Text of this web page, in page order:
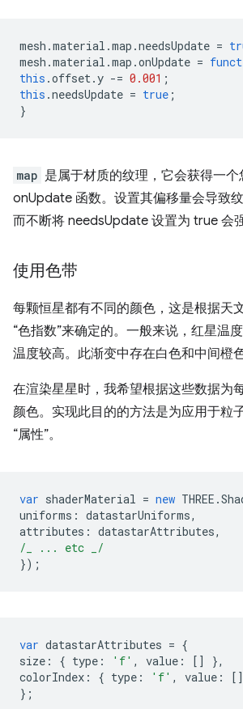
mesh .material .map .needsUpdate =
mesh .material .map .onUpdate =
this .offset .y -= 0.001 ;
this .needsUpdate = true ;
}
map 是属于材质的纹理，它会获得一个
onUpdate 函数。设置其偏移量会导致纹
而不断将 needsUpdate 设置为 true 会
使用色带
每颗恒星都有不同的颜色，这是根据天
“色指数”来确定的。一般来说，红星温
温度较高。此渐变中存在白色和中间橙色
在渲染星星时，我希望根据这些数据为
颜色。实现此目的的方法是为应用于粒
“属性”。
var shaderMaterial = new THREE .
uniforms : datastarUniforms,
attributes : datastarAttributes,
/_ ... etc _/
});
var datastarAttributes = {
size : { type : 'f' , value : []
},
colorIndex : { type : 'f' , value : []
};